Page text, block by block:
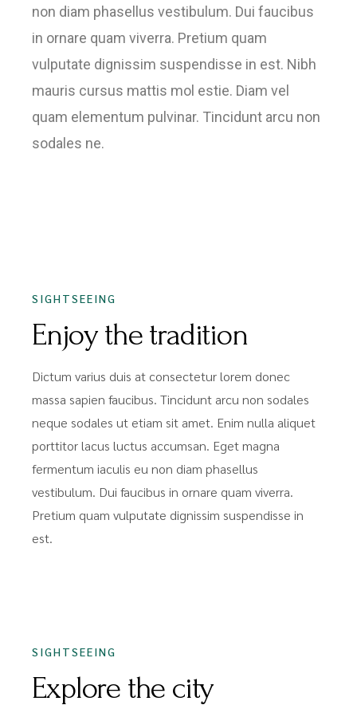
non diam phasellus vestibulum. Dui faucibus
in ornare quam viverra. Pretium quam
vulputate dignissim suspendisse in est. Nibh
mauris cursus mattis mol estie. Diam vel
quam elementum pulvinar. Tincidunt arcu non
sodales ne.
SIGHTSEEING
Enjoy the tradition
Dictum varius duis at consectetur lorem donec
massa sapien faucibus. Tincidunt arcu non sodales
neque sodales ut etiam sit amet. Enim nulla aliquet
porttitor lacus luctus accumsan. Eget magna
fermentum iaculis eu non diam phasellus
vestibulum. Dui faucibus in ornare quam viverra.
Pretium quam vulputate dignissim suspendisse in
est.
SIGHTSEEING
Explore the city